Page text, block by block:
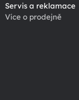
Servis a reklamace
Více o prodejně